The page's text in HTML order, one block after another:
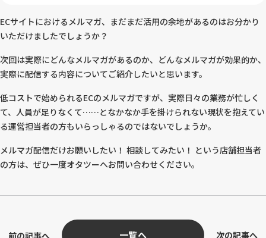
ECサイトにおけるメルマガ、まだまだ活用の余地があるのはお分かり
いただけましたでしょうか？
次回は実際にどんなメルマガがあるのか、どんなメルマガが効果的か、
実際に配信する内容についてご紹介したいと思います。
低コストで始められるECのメルマガですが、実際日々の業務が忙しく
て、人員が足りなくて……となかなか手を掛けられない現状を抱えてい
る運営担当者の方もいらっしゃるのではないでしょうか。
メルマガ配信だけお願いしたい！ 相談してみたい！ という店舗担当者
の方は、ぜひ一度オタツーへお問い合わせください。
一覧へ 次の記事へ